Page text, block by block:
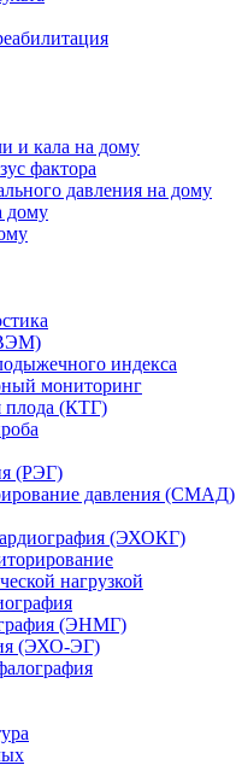
и кала на дому
фактора
давления на дому
дому
индекса
мониторинг
плода (КТГ)
(РЭГ)
давления (СМАД)
(ЭХОКГ)
нагрузкой
(ЭНМГ)
(ЭХО-ЭГ)